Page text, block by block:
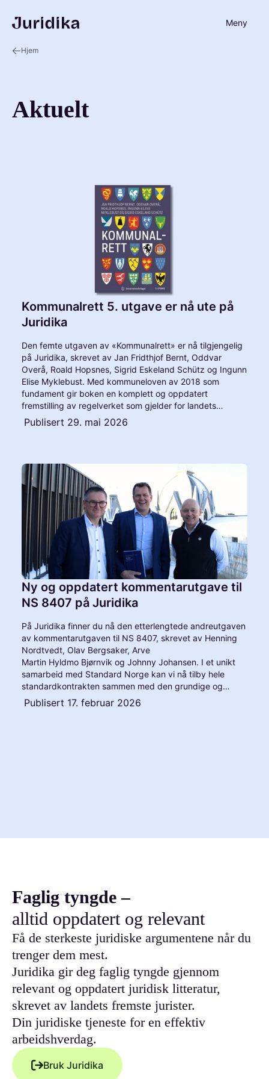
Meny
Hjem
Aktuelt
Kommunalrett 5. utgave er nå ute på
Juridika
Den femte utgaven av «Kommunalrett» er nå tilgjengelig
på Juridika, skrevet av Jan Fridthjof Bernt, Oddvar
Overå, Roald Hopsnes, Sigrid Eskeland Schütz og Ingunn
Elise Myklebust. Med kommuneloven av 2018 som
fundament gir boken en komplett og oppdatert
fremstilling av regelverket som gjelder for landets
kommuner og fylkeskommuner.
Publisert 29. mai 2026
Ny og oppdatert kommentarutgave til
NS 8407 på Juridika
På Juridika finner du nå den etterlengtede andreutgaven
av kommentarutgaven til NS 8407, skrevet av Henning
Nordtvedt, Olav Bergsaker, Arve
Martin Hyldmo Bjørnvik og Johnny Johansen. I et unikt
samarbeid med Standard Norge kan vi nå tilby hele
standardkontrakten sammen med den grundige og
oppdaterte kommentarutgaven.
Publisert 17. februar 2026
Faglig tyngde –
alltid oppdatert og relevant
Få de sterkeste juridiske argumentene når du
trenger dem mest.
Juridika gir deg faglig tyngde gjennom
relevant og oppdatert juridisk litteratur,
skrevet av landets fremste jurister.
Din juridiske tjeneste for en effektiv
arbeidshverdag.
Bruk Juridika